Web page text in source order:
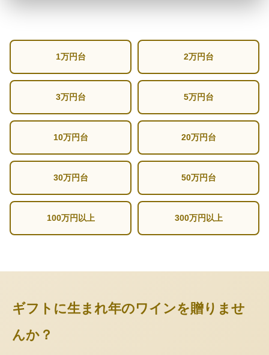
1万円台 2万円台
3万円台 5万円台
10万円台 20万円台
30万円台 50万円台
100万円以上 300万円以上
ギフトに生まれ年のワインを贈りませ
んか？